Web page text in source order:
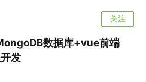
关注
数据库+vue前端
发